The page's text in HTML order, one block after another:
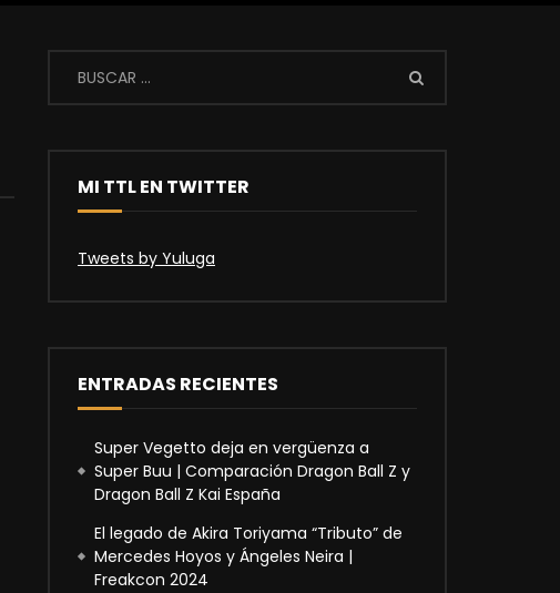
MI TTL EN TWITTER
Tweets by Yuluga
ENTRADAS RECIENTES
Super Vegetto deja en vergüenza a
Super Buu | Comparación Dragon Ball Z y
Dragon Ball Z Kai España
El legado de Akira Toriyama “Tributo” de
Mercedes Hoyos y Ángeles Neira |
Freakcon 2024